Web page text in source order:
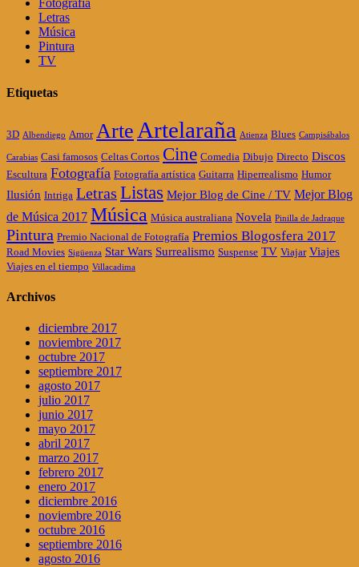
Fotografía
Letras
Música
Pintura
TV
Etiquetas
3D Albendiego Amor Arte Artelaraña Atienza Blues Campisábalos
Carabias Casi famosos Celtas Cortos Cine Comedia Dibujo Directo Discos
Escultura Fotografía Fotografía artística Guitarra Hiperrealismo Humor
Ilusión Intriga Letras Listas Mejor Blog de Cine / TV Mejor Blog
de Música 2017 Música Música australiana Novela Pinilla de Jadraque
Pintura Premio Nacional de Fotografía Premios Blogosfera 2017
Road Movies Sigüenza Star Wars Surrealismo Suspense TV Viajar Viajes
Viajes en el tiempo Villacadima
Archivos
diciembre 2017
noviembre 2017
octubre 2017
septiembre 2017
agosto 2017
julio 2017
junio 2017
mayo 2017
abril 2017
marzo 2017
febrero 2017
enero 2017
diciembre 2016
noviembre 2016
octubre 2016
septiembre 2016
agosto 2016